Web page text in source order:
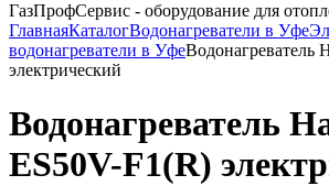
ГазПрофСервис - оборудование для
ГлавнаяКаталогВодонагреватели в Уфе
водонагреватели в УфеВодонагреватель
электрический
Водонагреватель
ES50V-F1(R)